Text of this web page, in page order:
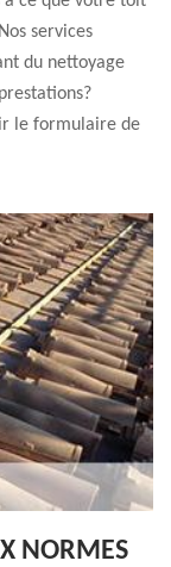
services
du nettoyage
le formulaire de
NORMES